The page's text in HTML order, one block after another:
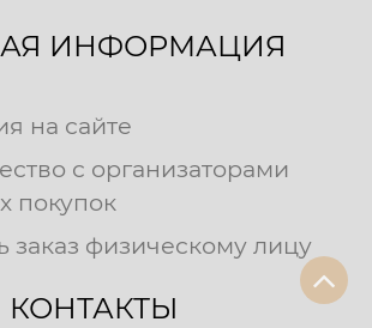
ИНФОРМАЦИЯ
на сайте
с организаторами
покупок
заказ физическому лицу
КОНТАКТЫ